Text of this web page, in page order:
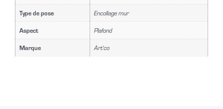
Type de pose Encollage mur
Aspect Plafond
Marque Art'co